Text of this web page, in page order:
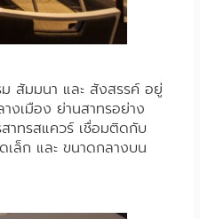
มมนา และ สังสรรค์ อยู่
งเมือง ย่านสาทรอย่าง
ทรสแควร์ เชื่อมติดกับ
เล็ก และ ขนาดกลางบน